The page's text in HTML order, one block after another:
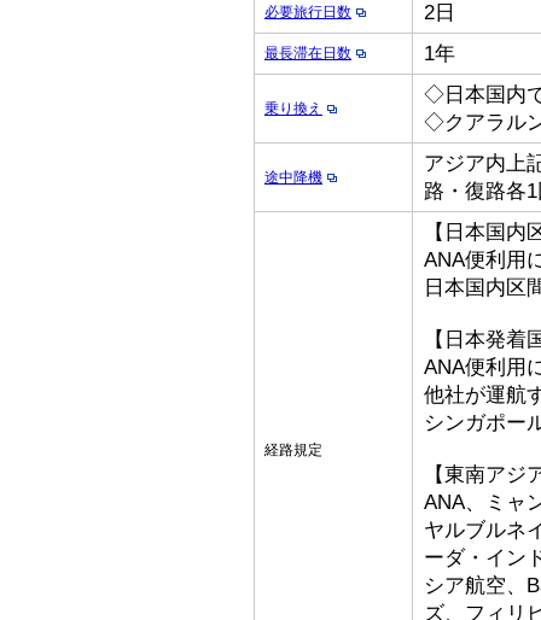
必要旅行日数 2日
最長滞在日数 1年
乗り換え
◇日本国内
◇クアラル
途中降機
アジア内上
路・復路各
経路規定
【日本国内
ANA便利用
日本国内区
【日本発着
ANA便利用
他社が運航
シンガポー
【東南アジ
ANA、ミャ
ヤルブルネ
ーダ・イン
シア航空、
ズ、フィリ